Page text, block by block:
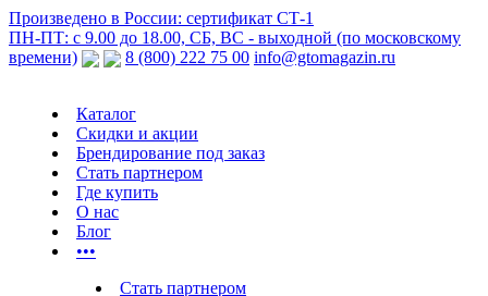
Произведено в России: сертификат СТ-1
ПН-ПТ: с 9.00 до 18.00, СБ, ВС - выходной (по московскому
времени)
8 (800) 222 75 00 info@gtomagazin.ru
Каталог
Скидки и акции
Брендирование под заказ
Стать партнером
Где купить
О нас
Блог
•••
Стать партнером